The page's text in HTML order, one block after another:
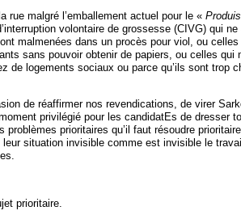
rue malgré l’emballement actuel pour le «
volontaire de grossesse (CIVG) qui
malmenées dans un procès pour viol, ou
sans pouvoir obtenir de papiers, ou celles qui
de logements sociaux ou parce qu’ils sont trop
de réaffirmer nos revendications, de virer
privilégié pour les candidatEs de dresser
prioritaires qu’il faut résoudre
situation invisible comme est invisible le
prioritaire.